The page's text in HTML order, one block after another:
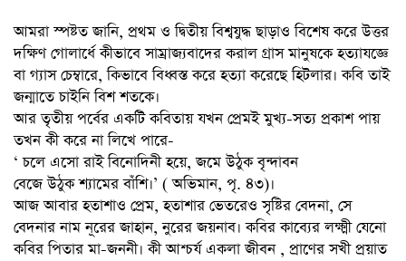
আমরা স্পষ্টত জানি, প্রথম ও দ্বিতীয় বিশ্বযুদ্ধ ছাড়াও বিশেষ করে উত্তর
দক্ষিণ গোলার্ধে কীভাবে সাম্রাজ্যবাদের করাল গ্রাস মানুষকে হত্যাযজ্ঞে
বা গ্যাস চেম্বারে, কিভাবে বিধ্বস্ত করে হত্যা করেছে হিটলার। কবি তাই
জন্মাতে চাইনি বিশ শতকে।
আর তৃতীয় পর্বের একটি কবিতায় যখন প্রেমই মুখ্য-সত্য প্রকাশ পায়
তখন কী করে না লিখে পারে-
‘ চলে এসো রাই বিনোদিনী হয়ে, জমে উঠুক বৃন্দাবন
বেজে উঠুক শ্যামের বাঁশি।’ ( অভিমান, পৃ. ৪৩)।
আজ আবার হতাশাও প্রেম, হতাশার ভেতরেও সৃষ্টির বেদনা, সে
বেদনার নাম নূরের জাহান, নুরের জয়নাব। কবির কাব্যের লক্ষ্মী যেনো
কবির পিতার মা-জননী। কী আশ্চর্য একলা জীবন , প্রাণের সখী প্রয়াত